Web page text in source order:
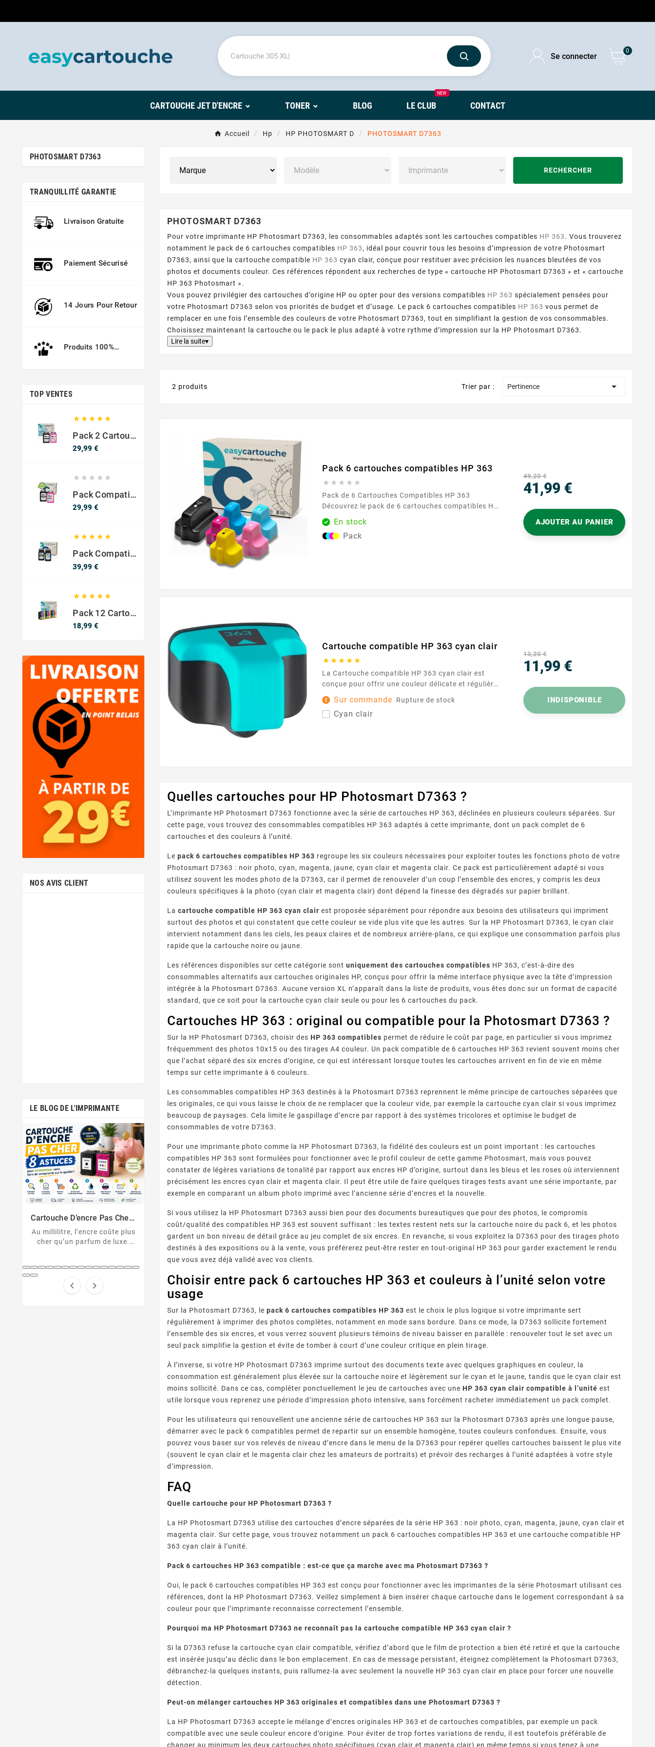
Se connecter
0
CARTOUCHE JET D'ENCRE TONER BLOG LE CLUB
NEW
CONTACT
Accueil Hp HP PHOTOSMART D PHOTOSMART D7363
PHOTOSMART D7363
TRANQUILLITÉ GARANTIE
Livraison Gratuite
Paiement Sécurisé
14 Jours Pour Retour
Produits 100%
TOP VENTES
    
Pack 2 Cartouches Compatible Avec HP 301 XL Noir Et Couleur
29,99 €
    
Pack Compatible Avec HP 302 XL Noir Et Couleur - SANS NIVEAU ENCRE
29,99 €
    
Pack Compatible Canon PG-540 XL / CL-541 XL – Noir & Couleur – Haute Capacité
39,99 €
    
Pack 12 Cartouches Compatible EPSON 603XL
18,99 €
NOS AVIS CLIENT
LE BLOG DE L'IMPRIMANTE
Comment Désactiver La Puce
Cartouche HP non reconnue ?
désactiver la protection des
cartouches HP et contourner
Messages D’erreur Fréquents
Sur Imprimante Canon :
Solutions Et Dépannage
U043, 1403, B200, 5B00,
cartouche non reconnue…
Décryptez les messages
d'erreur de votre imprimante
Canon et résolvez chaque
code pas à pas.
Imprimante Epson : Que
Faire Face Au Message «
Cartouche Non Reconnue » ?
Votre imprimante Epson
affiche « cartouche non
reconnue » ? Causes, méthode
de réinitialisation en 7 étapes,
piège des mises à jour
firmware et ...
Garantissent Une Qualité
D’impression Optimale Avec
Leurs Cartouches
Compatibles ?
Comment reconnaître un
fournisseur de cartouches
compatibles fiable ? Contrôle
qualité, puces, garanties,
normes ISO/STMC, avis
Meilleures Garanties Sur Les
Cartouches D’encre
Compatibles ?
Découvrez quelles marques de
cartouches compatibles
offrent les meilleures
garanties : fabricants
 
RECHERCHER
PHOTOSMART D7363
Pour votre imprimante HP Photosmart D7363, les consommables adaptés sont les cartouches compatibles HP 363. Vous trouverez
notamment le pack de 6 cartouches compatibles HP 363, idéal pour couvrir tous les besoins d’impression de votre Photosmart
D7363, ainsi que la cartouche compatible HP 363 cyan clair, conçue pour restituer avec précision les nuances bleutées de vos
photos et documents couleur. Ces références répondent aux recherches de type « cartouche HP Photosmart D7363 » et « cartouche
HP 363 Photosmart ».
Vous pouvez privilégier des cartouches d’origine HP ou opter pour des versions compatibles HP 363 spécialement pensées pour
votre Photosmart D7363 selon vos priorités de budget et d’usage. Le pack 6 cartouches compatibles HP 363 vous permet de
remplacer en une fois l’ensemble des couleurs de votre Photosmart D7363, tout en simplifiant la gestion de vos consommables.
Choisissez maintenant la cartouche ou le pack le plus adapté à votre rythme d’impression sur la HP Photosmart D7363.
Lire la suite▾
2 produits Trier par : Pertinence 
Pack 6 cartouches compatibles HP 363
    
Pack de 6 Cartouches Compatibles HP 363
Découvrez le pack de 6 cartouches compatibles HP
363, conçu pour répondre à tous vos besoins
d'impression avec une qualité exceptionnelle. Ce
pack inclut les couleurs suivantes : cyan, magenta,
En stock
Pack
49,20 €
41,99 €
AJOUTER AU PANIER
Cartouche compatible HP 363 cyan clair
    
La Cartouche compatible HP 363 cyan clair est
conçue pour offrir une couleur délicate et régulière,
idéale pour les dégradés, les photos et les
graphiques où la finesse des nuances compte.
Pensée pour fonctionner avec les imprimantes
Sur commande Rupture de stock
Cyan clair
13,20 €
11,99 €
INDISPONIBLE
Quelles cartouches pour HP Photosmart D7363 ?
L’imprimante HP Photosmart D7363 fonctionne avec la série de cartouches HP 363, déclinées en plusieurs couleurs séparées. Sur
cette page, vous trouvez des consommables compatibles HP 363 adaptés à cette imprimante, dont un pack complet de 6
cartouches et des couleurs à l’unité.
Lepack 6 cartouches compatibles HP 363 regroupe les six couleurs nécessaires pour exploiter toutes les fonctions photo de votre
Photosmart D7363 : noir photo, cyan, magenta, jaune, cyan clair et magenta clair. Ce pack est particulièrement adapté si vous
utilisez souvent les modes photo de la D7363, car il permet de renouveler d’un coup l’ensemble des encres, y compris les deux
couleurs spécifiques à la photo (cyan clair et magenta clair) dont dépend la finesse des dégradés sur papier brillant.
Lacartouche compatible HP 363 cyan clair est proposée séparément pour répondre aux besoins des utilisateurs qui impriment
surtout des photos et qui constatent que cette couleur se vide plus vite que les autres. Sur la HP Photosmart D7363, le cyan clair
intervient notamment dans les ciels, les peaux claires et de nombreux arrière-plans, ce qui explique une consommation parfois plus
rapide que la cartouche noire ou jaune.
Les références disponibles sur cette catégorie sontuniquement des cartouches compatibles HP 363, c’est-à-dire des
consommables alternatifs aux cartouches originales HP, conçus pour offrir la même interface physique avec la tête d’impression
intégrée à la Photosmart D7363. Aucune version XL n’apparaît dans la liste de produits, vous êtes donc sur un format de capacité
standard, que ce soit pour la cartouche cyan clair seule ou pour les 6 cartouches du pack.
Cartouches HP 363 : original ou compatible pour la Photosmart D7363 ?
Sur la HP Photosmart D7363, choisir des HP 363 compatibles permet de réduire le coût par page, en particulier si vous imprimez
fréquemment des photos 10x15 ou des tirages A4 couleur. Un pack compatible de 6 cartouches HP 363 revient souvent moins cher
que l’achat séparé des six encres d’origine, ce qui est intéressant lorsque toutes les cartouches arrivent en fin de vie en même
temps sur cette imprimante à 6 couleurs.
Les consommables compatibles HP 363 destinés à la Photosmart D7363 reprennent le même principe de cartouches séparées que
les originales, ce qui vous laisse le choix de ne remplacer que la couleur vide, par exemple la cartouche cyan clair si vous imprimez
beaucoup de paysages. Cela limite le gaspillage d’encre par rapport à des systèmes tricolores et optimise le budget de
consommables de votre D7363.
Pour une imprimante photo comme la HP Photosmart D7363, la fidélité des couleurs est un point important : les cartouches
compatibles HP 363 sont formulées pour fonctionner avec le profil couleur de cette gamme Photosmart, mais vous pouvez
constater de légères variations de tonalité par rapport aux encres HP d’origine, surtout dans les bleus et les roses où interviennent
précisément les encres cyan clair et magenta clair. Il peut être utile de faire quelques tirages tests avant une série importante, par
exemple en comparant un album photo imprimé avec l’ancienne série d’encres et la nouvelle.
Si vous utilisez la HP Photosmart D7363 aussi bien pour des documents bureautiques que pour des photos, le compromis
coût/qualité des compatibles HP 363 est souvent suffisant : les textes restent nets sur la cartouche noire du pack 6, et les photos
gardent un bon niveau de détail grâce au jeu complet de six encres. En revanche, si vous exploitez la D7363 pour des tirages photo
destinés à des expositions ou à la vente, vous préférerez peut-être rester en tout-original HP 363 pour garder exactement le rendu
que vous avez déjà validé avec vos clients.
Choisir entre pack 6 cartouches HP 363 et couleurs à l’unité selon votre
usage
Sur la Photosmart D7363, lepack 6 cartouches compatibles HP 363 est le choix le plus logique si votre imprimante sert
régulièrement à imprimer des photos complètes, notamment en mode sans bordure. Dans ce mode, la D7363 sollicite fortement
l’ensemble des six encres, et vous verrez souvent plusieurs témoins de niveau baisser en parallèle : renouveler tout le set avec un
seul pack simplifie la gestion et évite de tomber à court d’une couleur critique en plein tirage.
À l’inverse, si votre HP Photosmart D7363 imprime surtout des documents texte avec quelques graphiques en couleur, la
consommation est généralement plus élevée sur la cartouche noire et légèrement sur le cyan et le jaune, tandis que le cyan clair est
moins sollicité. Dans ce cas, compléter ponctuellement le jeu de cartouches avec une HP 363 cyan clair compatible à l’unité est
utile lorsque vous reprenez une période d’impression photo intensive, sans forcément racheter immédiatement un pack complet.
Pour les utilisateurs qui renouvellent une ancienne série de cartouches HP 363 sur la Photosmart D7363 après une longue pause,
démarrer avec le pack 6 compatibles permet de repartir sur un ensemble homogène, toutes couleurs confondues. Ensuite, vous
pouvez vous baser sur vos relevés de niveau d’encre dans le menu de la D7363 pour repérer quelles cartouches baissent le plus vite
(souvent le cyan clair et le magenta clair chez les amateurs de portraits) et prévoir des recharges à l’unité adaptées à votre style
d’impression.
FAQ
Quelle cartouche pour HP Photosmart D7363 ?
La HP Photosmart D7363 utilise des cartouches d’encre séparées de la série HP 363 : noir photo, cyan, magenta, jaune, cyan clair et
magenta clair. Sur cette page, vous trouvez notamment un pack 6 cartouches compatibles HP 363 et une cartouche compatible HP
363 cyan clair à l’unité.
Pack 6 cartouches HP 363 compatible : est-ce que ça marche avec ma Photosmart D7363 ?
Oui, le pack 6 cartouches compatibles HP 363 est conçu pour fonctionner avec les imprimantes de la série Photosmart utilisant ces
références, dont la HP Photosmart D7363. Veillez simplement à bien insérer chaque cartouche dans le logement correspondant à sa
couleur pour que l’imprimante reconnaisse correctement l’ensemble.
Pourquoi ma HP Photosmart D7363 ne reconnaît pas la cartouche compatible HP 363 cyan clair ?
Si la D7363 refuse la cartouche cyan clair compatible, vérifiez d’abord que le film de protection a bien été retiré et que la cartouche
est insérée jusqu’au déclic dans le bon emplacement. En cas de message persistant, éteignez complètement la Photosmart D7363,
débranchez-la quelques instants, puis rallumez-la avec seulement la nouvelle HP 363 cyan clair en place pour forcer une nouvelle
détection.
Peut-on mélanger cartouches HP 363 originales et compatibles dans une Photosmart D7363 ?
La HP Photosmart D7363 accepte le mélange d’encres originales HP 363 et de cartouches compatibles, par exemple un pack
compatible avec une seule couleur encore d’origine. Pour éviter de trop fortes variations de rendu, il est toutefois préférable de
changer au minimum les deux cartouches photo spécifiques (cyan clair et magenta clair) en même temps si vous tenez à une